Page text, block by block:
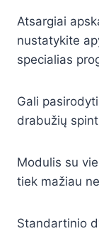
Atsargiai
nustatykite
specialias
Gali
drabužių
Modulis su
tiek mažiau
Standartinio